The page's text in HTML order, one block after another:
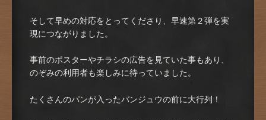
そして早めの対応をとってくださり、早速第２弾を実
現につながりました。
事前のポスターやチラシの広告を見ていた事もあり、
のぞみの利用者も楽しみに待っていました。
たくさんのパンが入ったバンジュウの前に大行列！